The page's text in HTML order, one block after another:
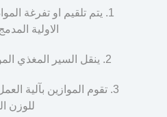
يتم تلقيم او تفرغة
الاولية
ينقل السير المغذي
تقوم الموازين بآلية
للوزن